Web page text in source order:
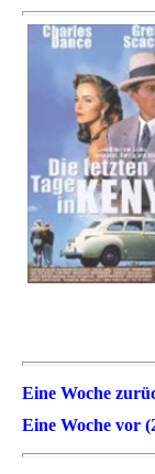
Eine Woche
Eine Woche vor